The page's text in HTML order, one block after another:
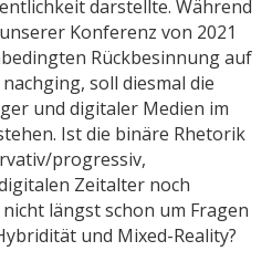
darstellte. Während
Konferenz von 2021
Rückbesinnung auf
soll diesmal die
und digitaler Medien im
Ist die binäre Rhetorik
progressiv,
Zeitalter noch
längst schon um Fragen
und Mixed-Reality?